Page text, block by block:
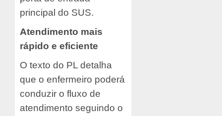
principal do SUS.
Atendimento mais
rápido e eficiente
O texto do PL detalha
que o enfermeiro poderá
conduzir o fluxo de
atendimento seguindo o